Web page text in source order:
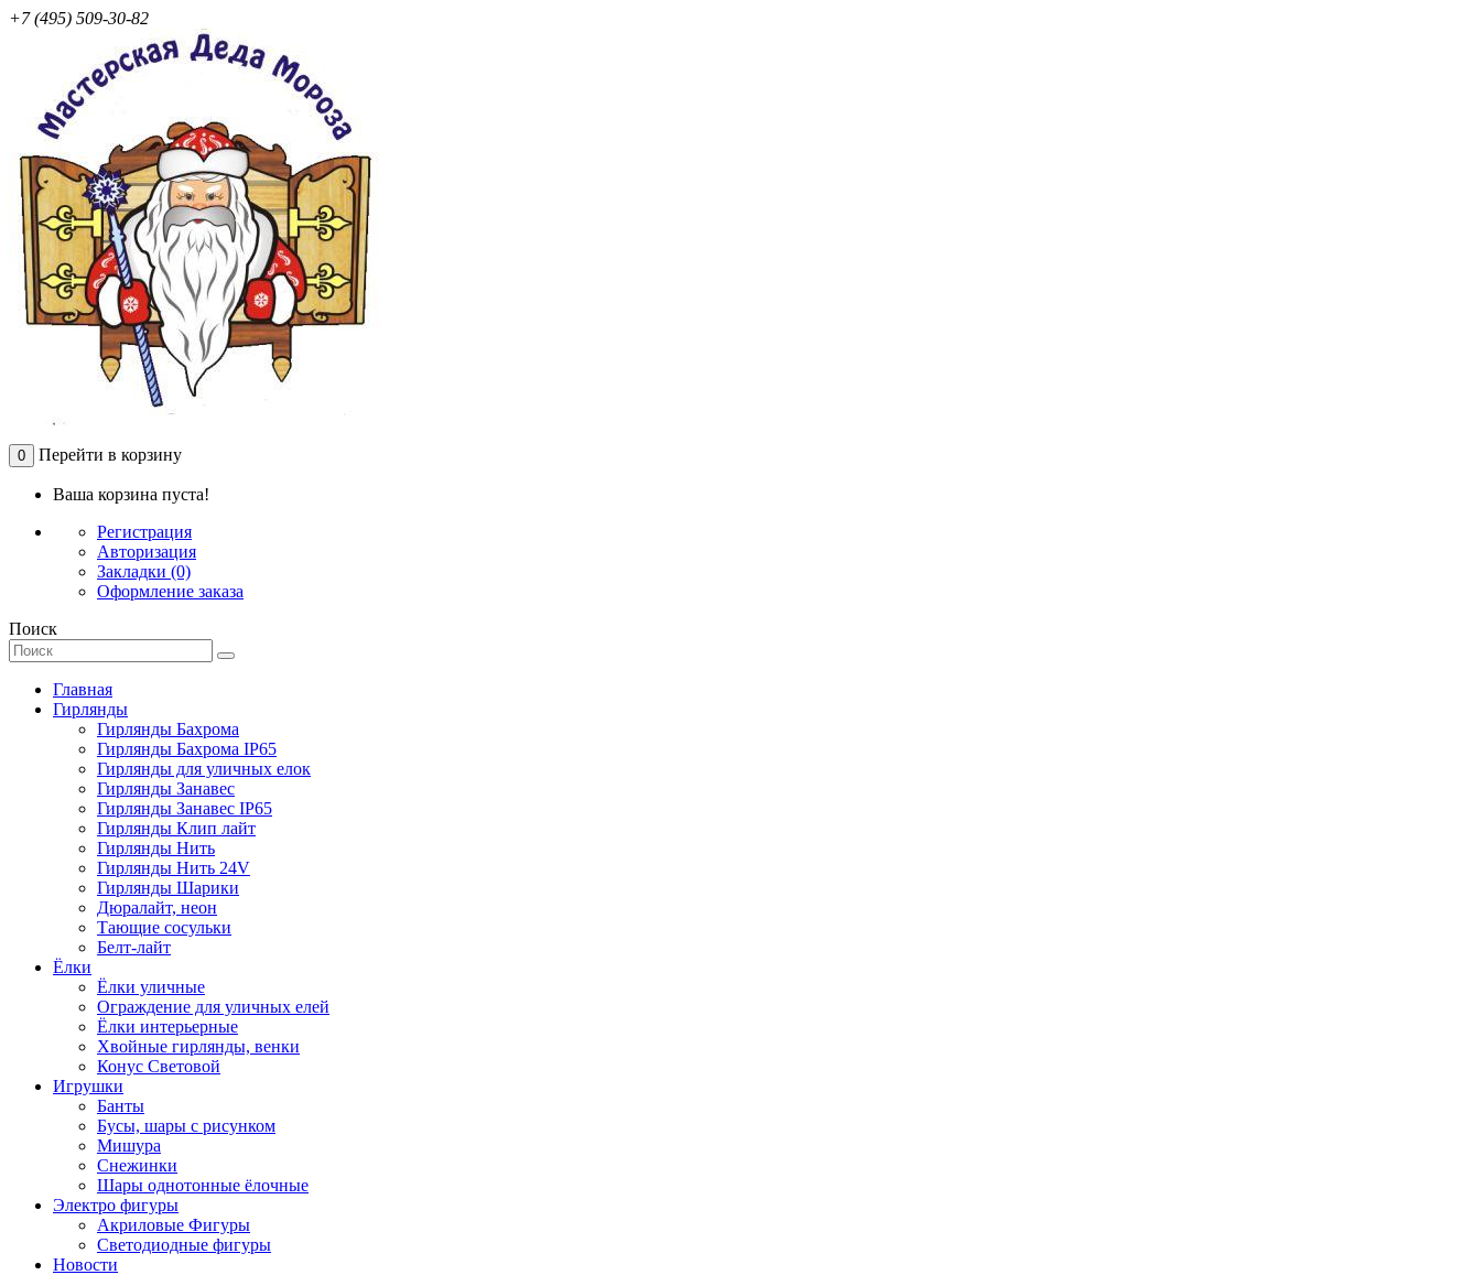
+7 (495) 509-30-82
0 Перейти в корзину
Ваша корзина пуста!
Регистрация
Авторизация
Закладки (0)
Оформление заказа
Поиск
Главная
Гирлянды
Гирлянды Бахрома
Гирлянды Бахрома IP65
Гирлянды для уличных елок
Гирлянды Занавес
Гирлянды Занавес IP65
Гирлянды Клип лайт
Гирлянды Нить
Гирлянды Нить 24V
Гирлянды Шарики
Дюралайт, неон
Тающие сосульки
Белт-лайт
Ёлки
Ёлки уличные
Ограждение для уличных елей
Ёлки интерьерные
Хвойные гирлянды, венки
Конус Световой
Игрушки
Банты
Бусы, шары с рисунком
Мишура
Снежинки
Шары однотонные ёлочные
Электро фигуры
Акриловые Фигуры
Светодиодные фигуры
Новости